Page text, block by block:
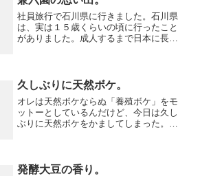
社員旅行で石川県に行きました。石川県
は、実は１５歳くらいの頃に行ったこと
がありました。成人するまで日本に長期
分の記憶では京都の観光と...
久しぶりに天然ボケ。
オレは天然ボケならぬ「養殖ボケ」をモ
ットーとしているんだけど、今日は久し
ぶりに天然ボケをかましてしまった。仕
ね～。家だと更にやる気がお...
発酵大豆の香り。